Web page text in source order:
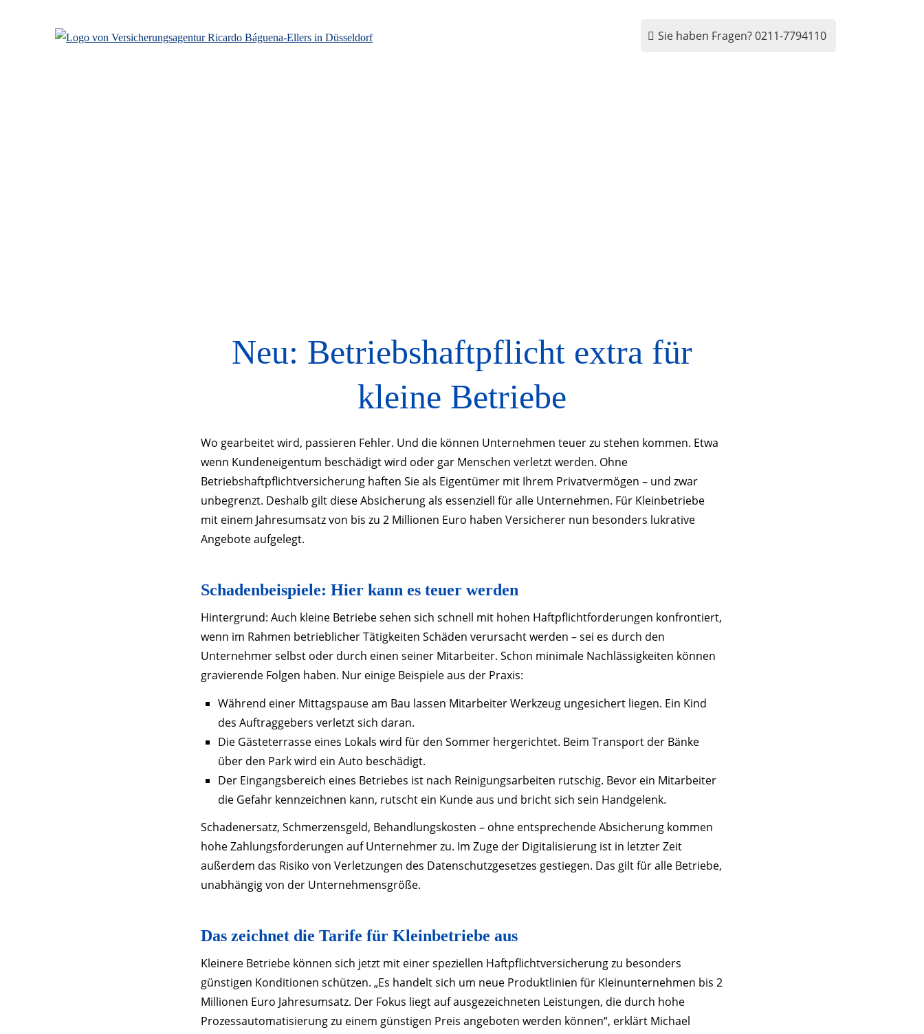
Sie haben Fragen?0211-7794110
Neu: Betriebshaft­pflicht extra für
kleine Betriebe
Wo gearbeitet wird, passieren Fehler. Und die können Unternehmen teuer zu stehen kommen. Etwa
wenn Kundeneigentum beschädigt wird oder gar Menschen verletzt werden. Ohne
Betriebshaftpflichtversicherung haften Sie als Eigentümer mit Ihrem Privatvermögen – und zwar
unbegrenzt. Deshalb gilt diese Absicherung als essenziell für alle Unternehmen. Für Kleinbetriebe
mit einem Jahresumsatz von bis zu 2 Millionen Euro haben Versicherer nun besonders lukrative
Angebote aufgelegt.
Schadenbeispiele: Hier kann es teuer werden
Hintergrund: Auch kleine Betriebe sehen sich schnell mit hohen Haftpflichtforderungen konfrontiert,
wenn im Rahmen betrieblicher Tätigkeiten Schäden verursacht werden – sei es durch den
Unternehmer selbst oder durch einen seiner Mitarbeiter. Schon minimale Nachlässigkeiten können
gravierende Folgen haben. Nur einige Beispiele aus der Praxis:
Während einer Mittagspause am Bau lassen Mitarbeiter Werkzeug ungesichert liegen. Ein Kind
des Auftraggebers verletzt sich daran.
Die Gästeterrasse eines Lokals wird für den Sommer hergerichtet. Beim Transport der Bänke
über den Park wird ein Auto beschädigt.
Der Eingangsbereich eines Betriebes ist nach Reinigungsarbeiten rutschig. Bevor ein Mitarbeiter
die Gefahr kennzeichnen kann, rutscht ein Kunde aus und bricht sich sein Handgelenk.
Schadenersatz, Schmerzensgeld, Behandlungskosten – ohne entsprechende Absicherung kommen
hohe Zahlungsforderungen auf Unternehmer zu. Im Zuge der Digitalisierung ist in letzter Zeit
außerdem das Risiko von Verletzungen des Datenschutzgesetzes gestiegen. Das gilt für alle Betriebe,
unabhängig von der Unternehmensgröße.
Das zeichnet die Tarife für Kleinbetriebe aus
Kleinere Betriebe können sich jetzt mit einer speziellen Haftpflichtversicherung zu besonders
günstigen Konditionen schützen. „Es handelt sich um neue Produktlinien für Kleinunternehmen bis 2
Millionen Euro Jahresumsatz. Der Fokus liegt auf ausgezeichneten Leistungen, die durch hohe
Prozessautomatisierung zu einem günstigen Preis angeboten werden können“, erklärt Michael